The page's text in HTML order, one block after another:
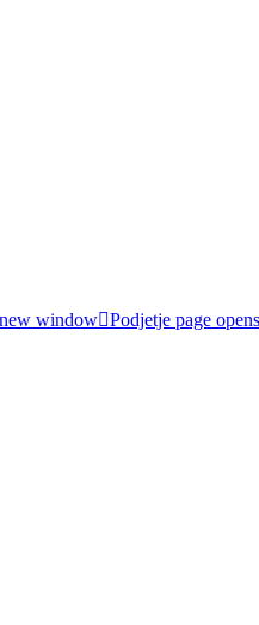
window Podjetje page